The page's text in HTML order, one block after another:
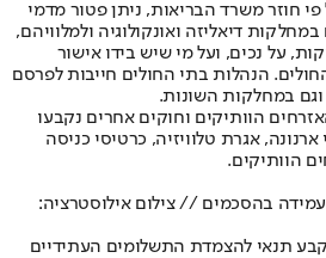
פי חוזר משרד הבריאות, ניתן פטור מדמי
דיאליזה ואונקולוגיה ולמלוויהם,
מי שנכנס ויוצא בתוך 20 דקות, על נכים, ועל מי שיש בידו אישור
הנהלות בתי החולים חייבות לפרסם
וגם במחלקות השונות.
הוותיקים וחוקים אחרים נקבעו
אגרת טלוויזיה, כרטיסי כניסה
הוותיקים.
בהסכמים // צילום אילוסטרציה:
תנאי להצמדת התשלומים העתידיים